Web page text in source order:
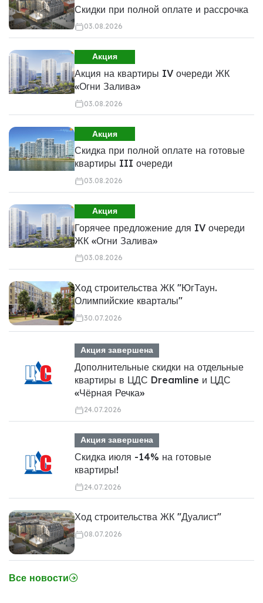
Скидки при полной оплате и рассрочка
03.08.2026
Акция
Акция на квартиры IV очереди ЖК
«Огни Залива»
03.08.2026
Акция
Скидка при полной оплате на готовые
квартиры III очереди
03.08.2026
Акция
Горячее предложение для IV очереди
ЖК «Огни Залива»
03.08.2026
Ход строительства ЖК "ЮгТаун.
Олимпийские кварталы"
30.07.2026
Акция завершена
Дополнительные скидки на отдельные
квартиры в ЦДС Dreamline и ЦДС
«Чёрная Речка»
24.07.2026
Акция завершена
Скидка июля -14% на готовые
квартиры!
24.07.2026
Ход строительства ЖК "Дуалист"
08.07.2026
Все новости